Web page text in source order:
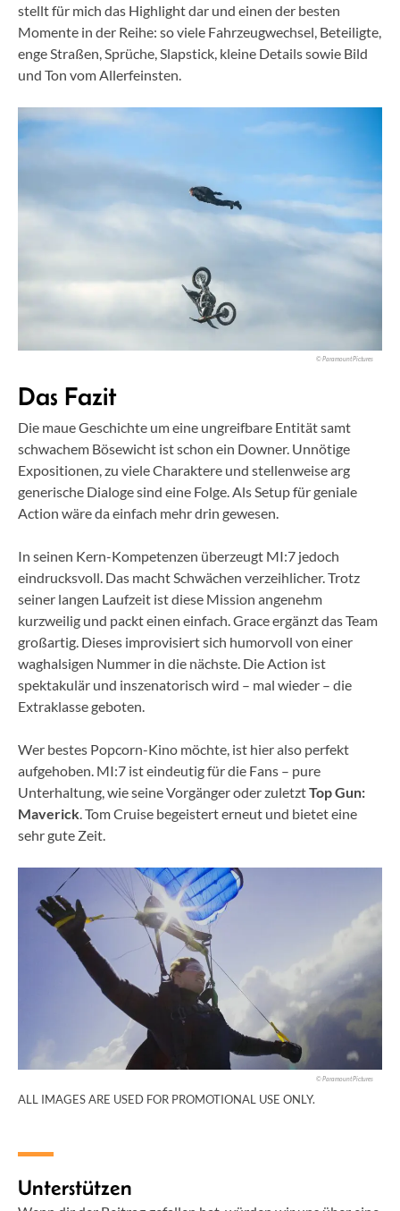
stellt für mich das Highlight dar und einen der besten
Momente in der Reihe: so viele Fahrzeugwechsel, Beteiligte,
enge Straßen, Sprüche, Slapstick, kleine Details sowie Bild
und Ton vom Allerfeinsten.
© Paramount Pictures
Das Fazit
Die maue Geschichte um eine ungreifbare Entität samt
schwachem Bösewicht ist schon ein Downer. Unnötige
Expositionen, zu viele Charaktere und stellenweise arg
generische Dialoge sind eine Folge. Als Setup für geniale
Action wäre da einfach mehr drin gewesen.
In seinen Kern-Kompetenzen überzeugt MI:7 jedoch
eindrucksvoll. Das macht Schwächen verzeihlicher. Trotz
seiner langen Laufzeit ist diese Mission angenehm
kurzweilig und packt einen einfach. Grace ergänzt das Team
großartig. Dieses improvisiert sich humorvoll von einer
waghalsigen Nummer in die nächste. Die Action ist
spektakulär und inszenatorisch wird – mal wieder – die
Extraklasse geboten.
Wer bestes Popcorn-Kino möchte, ist hier also perfekt
aufgehoben. MI:7 ist eindeutig für die Fans – pure
Unterhaltung, wie seine Vorgänger oder zuletztTop Gun:
Maverick. Tom Cruise begeistert erneut und bietet eine
sehr gute Zeit.
© Paramount Pictures
ALL IMAGES ARE USED FOR PROMOTIONAL USE ONLY.
Unterstützen